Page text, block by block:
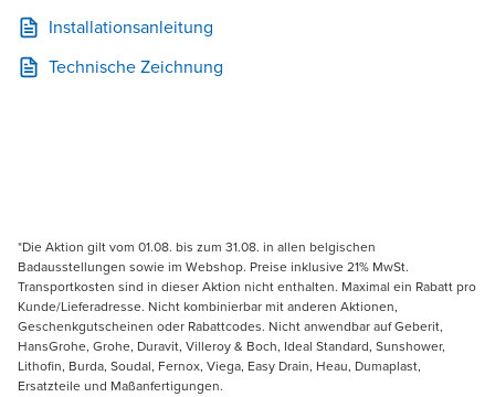
Installationsanleitung
Technische Zeichnung
*Die Aktion gilt vom 01.08. bis zum 31.08. in allen belgischen
Badausstellungen sowie im Webshop. Preise inklusive 21% MwSt.
Transportkosten sind in dieser Aktion nicht enthalten. Maximal ein Rabatt pro
Kunde/Lieferadresse. Nicht kombinierbar mit anderen Aktionen,
Geschenkgutscheinen oder Rabattcodes. Nicht anwendbar auf Geberit,
HansGrohe, Grohe, Duravit, Villeroy & Boch, Ideal Standard, Sunshower,
Lithofin, Burda, Soudal, Fernox, Viega, Easy Drain, Heau, Dumaplast,
Ersatzteile und Maßanfertigungen.